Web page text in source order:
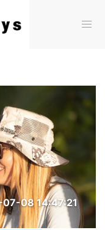
08 14:47:21